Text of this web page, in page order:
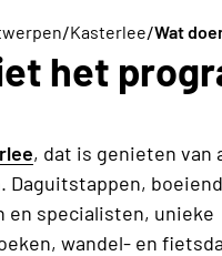
/Kasterlee/Wat
het
, dat is genieten van
en specialisten, unieke
wandel- en